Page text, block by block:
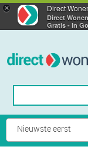
× Direct
Direct Wonen
Gratis - In
Nieuwste eerst